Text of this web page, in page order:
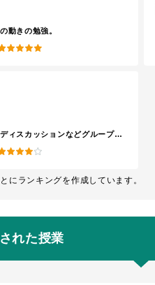
動きの勉強。
体育科について学ぶ。ディスカッションなどグループワークを行いながら進める参加型の授業
にランキングを作成しています。
れた授業